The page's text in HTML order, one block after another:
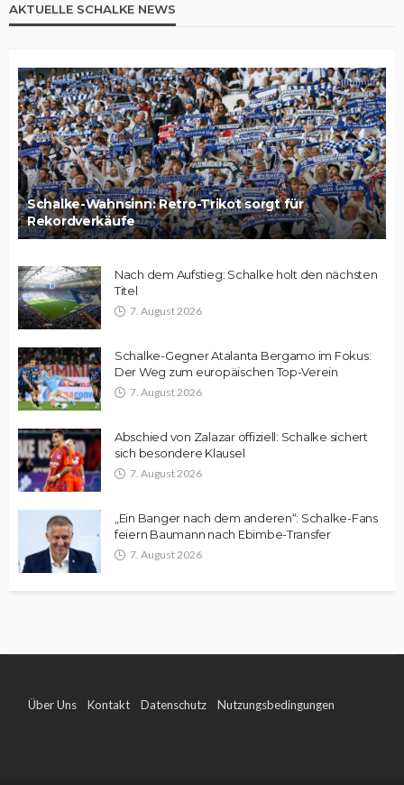
AKTUELLE SCHALKE NEWS
Schalke-Wahnsinn: Retro-Trikot sorgt für
Rekordverkäufe
Nach dem Aufstieg: Schalke holt den nächsten
Titel
7. August 2026
Schalke-Gegner Atalanta Bergamo im Fokus:
Der Weg zum europäischen Top-Verein
7. August 2026
Abschied von Zalazar offiziell: Schalke sichert
sich besondere Klausel
7. August 2026
„Ein Banger nach dem anderen“: Schalke-Fans
feiern Baumann nach Ebimbe-Transfer
7. August 2026
Über Uns Kontakt Datenschutz Nutzungsbedingungen